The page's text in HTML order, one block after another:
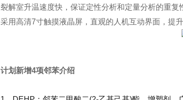
裂解室升温速度快，保证定性分析和定量分析的重复
采用高清7寸触摸液晶屏，直观的人机互动界面，提升
计划新增4项邻苯介绍